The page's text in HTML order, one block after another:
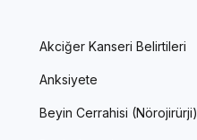
Akciğer Kanseri Belirtileri
Anksiyete
Beyin Cerrahisi (Nörojirürji)